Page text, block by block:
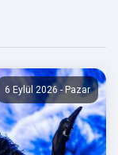
2 kişi olması
6 Eylül 2026 - Pazar